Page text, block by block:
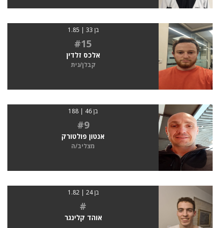
בן 33 | 1.85
#15
אלכס זלדין
קבלן/נית
בן 46 | 188
#9
אנטון פולטורק
מצליב/ה
בן 24 | 1.82
#
אוהד קלינגר